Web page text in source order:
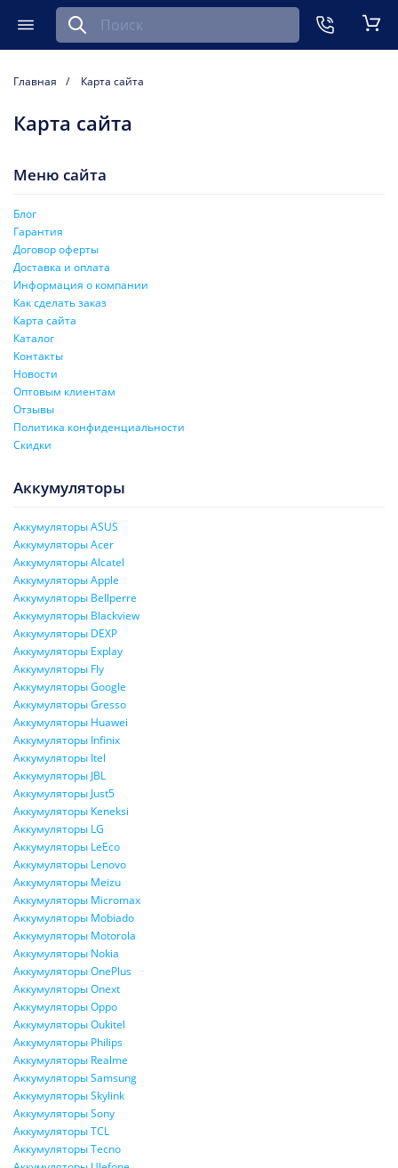
Меню
Найти запчасть для мобильного устройства
Главная Карта сайта
Карта сайта
Меню сайта
Блог
Гарантия
Договор оферты
Доставка и оплата
Информация о компании
Как сделать заказ
Карта сайта
Каталог
Контакты
Новости
Оптовым клиентам
Отзывы
Политика конфиденциальности
Скидки
Аккумуляторы
Аккумуляторы ASUS
Аккумуляторы Acer
Аккумуляторы Alcatel
Аккумуляторы Apple
Аккумуляторы Bellperre
Аккумуляторы Blackview
Аккумуляторы DEXP
Аккумуляторы Explay
Аккумуляторы Fly
Аккумуляторы Google
Аккумуляторы Gresso
Аккумуляторы Huawei
Аккумуляторы Infinix
Аккумуляторы Itel
Аккумуляторы JBL
Аккумуляторы Just5
Аккумуляторы Keneksi
Аккумуляторы LG
Аккумуляторы LeEco
Аккумуляторы Lenovo
Аккумуляторы Meizu
Аккумуляторы Micromax
Аккумуляторы Mobiado
Аккумуляторы Motorola
Аккумуляторы Nokia
Аккумуляторы OnePlus
Аккумуляторы Onext
Аккумуляторы Oppo
Аккумуляторы Oukitel
Аккумуляторы Philips
Аккумуляторы Realme
Аккумуляторы Samsung
Аккумуляторы Skylink
Аккумуляторы Sony
Аккумуляторы TCL
Аккумуляторы Tecno